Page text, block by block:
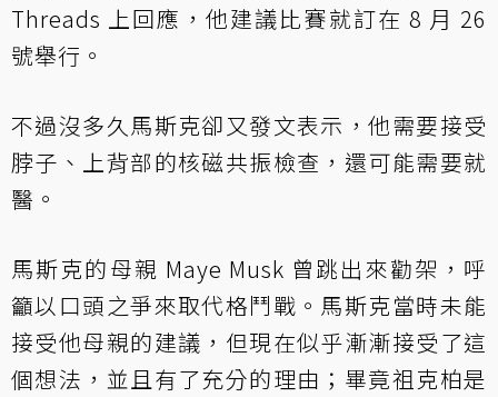
Threads 上回應，他建議比賽就訂在 8 月 26
號舉行。
不過沒多久馬斯克卻又發文表示，他需要接受
脖子、上背部的核磁共振檢查，還可能需要就
醫。
馬斯克的母親 Maye Musk 曾跳出來勸架，呼
籲以口頭之爭來取代格鬥戰。馬斯克當時未能
接受他母親的建議，但現在似乎漸漸接受了這
個想法，並且有了充分的理由；畢竟祖克柏是